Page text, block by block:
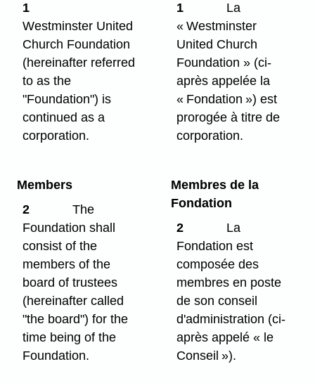
1
Westminster United
Church Foundation
(hereinafter referred
to as the
"Foundation") is
continued as a
corporation.
1
La
« Westminster
United Church
Foundation » (ci-
après appelée la
« Fondation ») est
prorogée à titre de
corporation.
Members
2
The
Foundation shall
consist of the
members of the
board of trustees
(hereinafter called
"the board") for the
time being of the
Foundation.
Membres de la
Fondation
2
La
Fondation est
composée des
membres en poste
de son conseil
d'administration (ci-
après appelé « le
Conseil »).